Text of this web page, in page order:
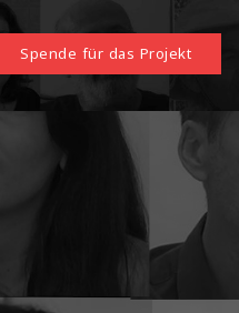
Spende für das Projekt